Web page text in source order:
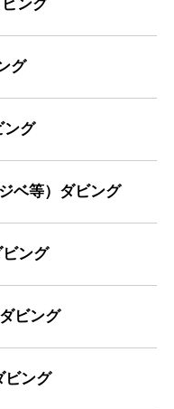
ング
グ
ング
ベ等）ダビング
ング
ビング
ビング